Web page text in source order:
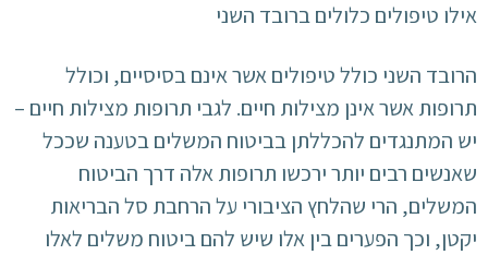
אילו טיפולים כלולים ברובד השני
הרובד השני כולל טיפולים אשר אינם בסיסיים, וכולל
תרופות אשר אינן מצילות חיים. לגבי תרופות מצילות חיים –
יש המתנגדים להכללתן בביטוח המשלים בטענה שככל
שאנשים רבים יותר ירכשו תרופות אלה דרך הביטוח
המשלים, הרי שהלחץ הציבורי על הרחבת סל הבריאות
יקטן, וכך הפערים בין אלו שיש להם ביטוח משלים לאלו